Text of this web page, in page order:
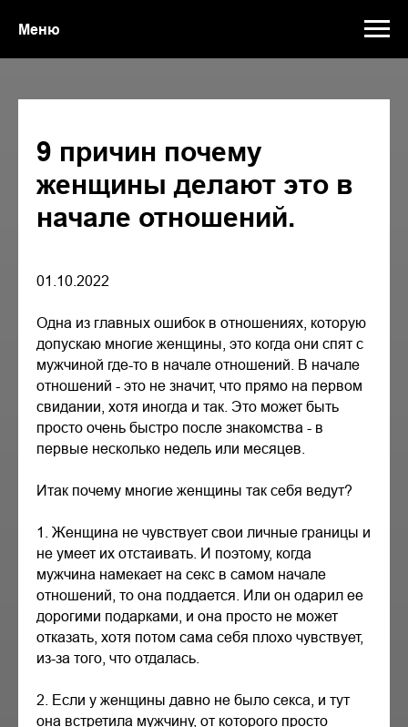
Меню
9 причин почему
женщины делают это в
начале отношений.
01.10.2022
Одна из главных ошибок в отношениях, которую
допускаю многие женщины, это когда они спят с
мужчиной где-то в начале отношений. В начале
отношений - это не значит, что прямо на первом
свидании, хотя иногда и так. Это может быть
просто очень быстро после знакомства - в
первые несколько недель или месяцев.
Итак почему многие женщины так себя ведут?
1. Женщина не чувствует свои личные границы и
не умеет их отстаивать. И поэтому, когда
мужчина намекает на секс в самом начале
отношений, то она поддается. Или он одарил ее
дорогими подарками, и она просто не может
отказать, хотя потом сама себя плохо чувствует,
из-за того, что отдалась.
2. Если у женщины давно не было секса, и тут
она встретила мужчину, от которого просто